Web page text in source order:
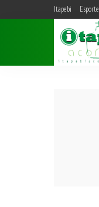
Itapebi Esporte